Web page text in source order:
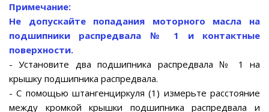
Примечание:
Не допускайте попадания моторного масла на
подшипники распредвала № 1 и контактные
поверхности.
- Установите два подшипника распредвала № 1 на
крышку подшипника распредвала.
- С помощью штангенциркуля (1) измерьте расстояние
между кромкой крышки подшипника распредвала и